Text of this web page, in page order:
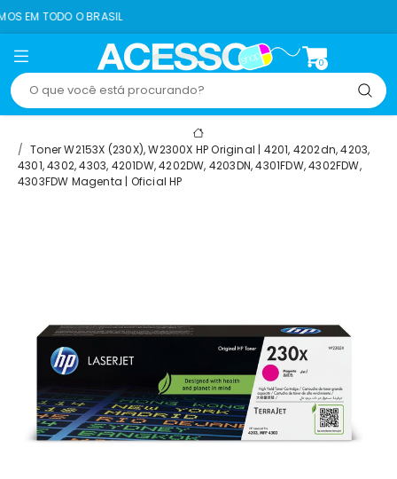
BRASIL
0
Toner W2153X (230X), W2300X HP Original | 4201, 4202dn, 4203,
4301, 4302, 4303, 4201DW, 4202DW, 4203DN, 4301FDW, 4302FDW,
4303FDW Magenta | Oficial HP